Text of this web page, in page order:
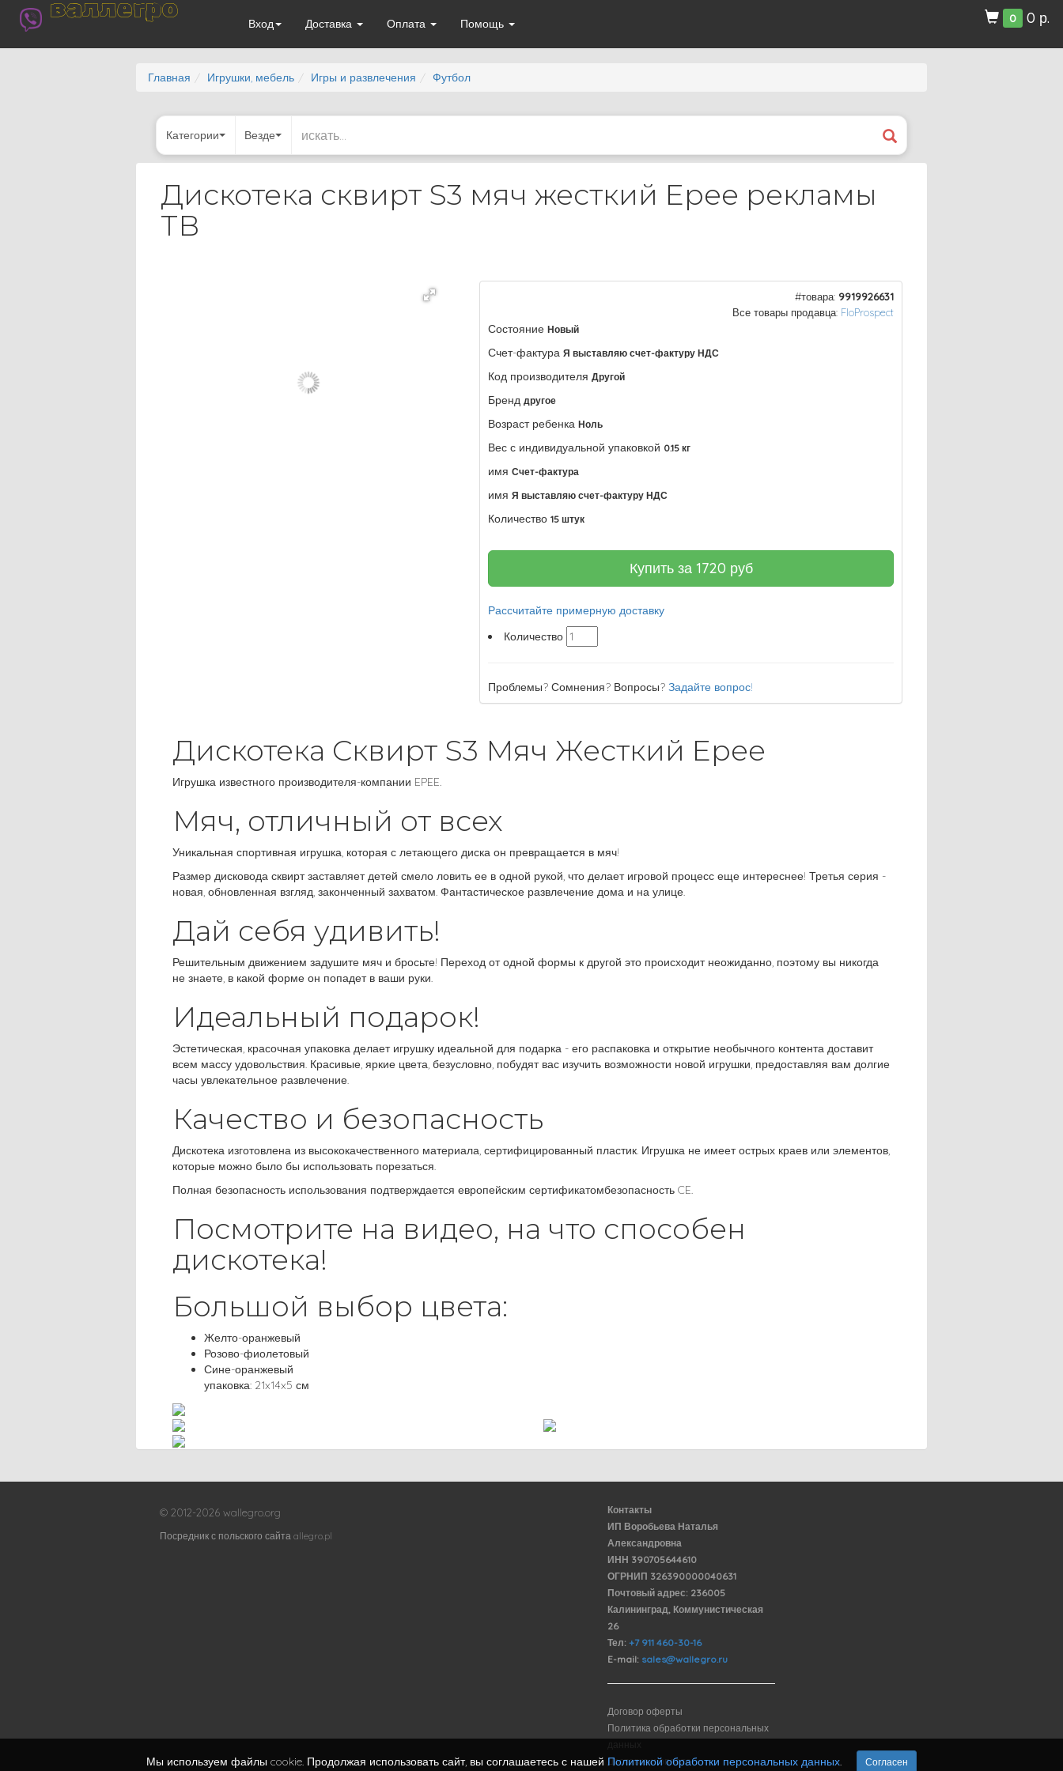
валлегро
Вход Доставка Оплата Помощь 0 0 р.
Главная Игрушки, мебель Игры и развлечения Футбол
Категории Везде
Дискотека сквирт S3 мяч жесткий Epee рекламы
ТВ
#товара: 9919926631
Все товары продавца: FloProspect
Состояние Новый
Счет-фактура Я выставляю счет-фактуру НДС
Код производителя Другой
Бренд другое
Возраст ребенка Ноль
Вес с индивидуальной упаковкой 0.15 кг
имя Счет-фактура
имя Я выставляю счет-фактуру НДС
Количество 15 штук
Купить за 1720 руб
Рассчитайте примерную доставку
Количество
Проблемы? Сомнения? Вопросы?Задайте вопрос!
Дискотека Сквирт S3 Мяч Жесткий Epee
Игрушка известного производителя-компании EPEE.
Мяч, отличный от всех
Уникальная спортивная игрушка, которая с летающего диска он превращается в мяч!
Размер дисковода сквирт заставляет детей смело ловить ее в одной рукой, что делает игровой процесс еще интереснее! Третья серия -
новая, обновленная взгляд, законченный захватом. Фантастическое развлечение дома и на улице.
Дай себя удивить!
Решительным движением задушите мяч и бросьте! Переход от одной формы к другой это происходит неожиданно, поэтому вы никогда
не знаете, в какой форме он попадет в ваши руки.
Идеальный подарок!
Эстетическая, красочная упаковка делает игрушку идеальной для подарка - его распаковка и открытие необычного контента доставит
всем массу удовольствия. Красивые, яркие цвета, безусловно, побудят вас изучить возможности новой игрушки, предоставляя вам долгие
часы увлекательное развлечение.
Качество и безопасность
Дискотека изготовлена из высококачественного материала, сертифицированный пластик. Игрушка не имеет острых краев или элементов,
которые можно было бы использовать порезаться.
Полная безопасность использования подтверждается европейским сертификатомбезопасность CE.
Посмотрите на видео, на что способен
дискотека!
Большой выбор цвета:
Желто-оранжевый
Розово-фиолетовый
Сине-оранжевый
упаковка: 21x14x5 см
© 2012-2026 wallegro.org
Посредник с польского сайта allegro.pl
Контакты
ИП Воробьева Наталья
Александровна
ИНН 390705644610
ОГРНИП 326390000040631
Почтовый адрес: 236005
Калининград, Коммунистическая
26
Тел: +7 911 460-30-16
E-mail: sales@wallegro.ru
Договор оферты
Политика обработки персональных
Доставка и оплата
Мы используем файлы cookie. Продолжая использовать сайт, вы соглашаетесь с нашей Политикой обработки персональных данных Согласен